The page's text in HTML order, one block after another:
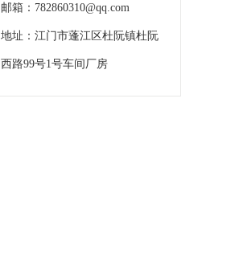
邮箱：782860310@qq.com
地址：江门市蓬江区杜阮镇杜阮
西路99号1号车间厂房